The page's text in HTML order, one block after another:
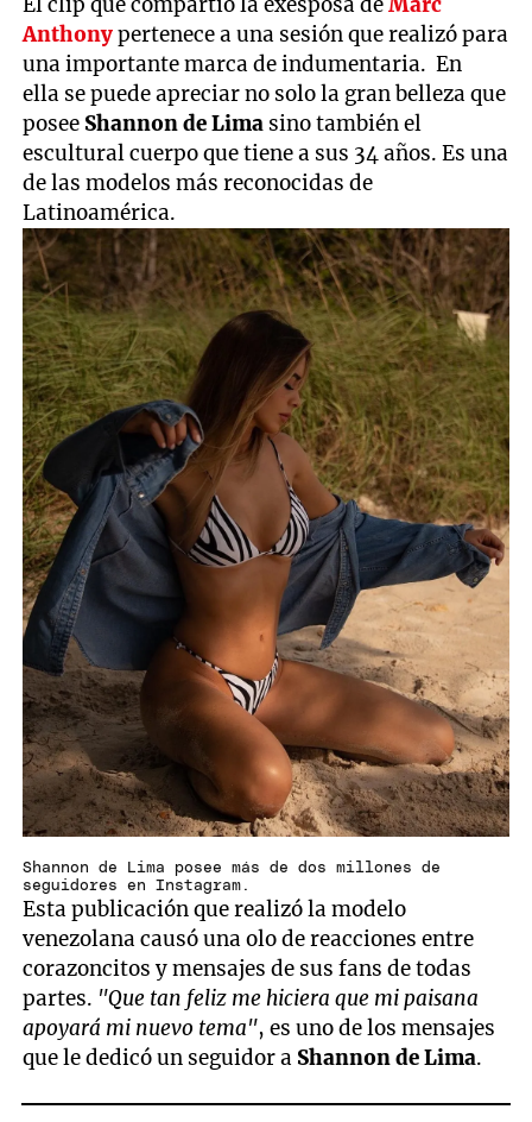
Anthonypertenece a una sesión que realizó para
una importante marca de indumentaria. En
ella se puede apreciar no solo la gran belleza que
posee Shannon de Lima sino también el
escultural cuerpo que tiene a sus 34 años. Es una
de las modelos más reconocidas de
Latinoamérica.
Shannon de Lima posee más de dos millones de
seguidores en Instagram.
Esta publicación que realizó la modelo
venezolana causó una olo de reacciones entre
corazoncitos y mensajes de sus fans de todas
partes. "Que tan feliz me hiciera que mi paisana
apoyará mi nuevo tema", es uno de los mensajes
que le dedicó un seguidor a Shannon de Lima.